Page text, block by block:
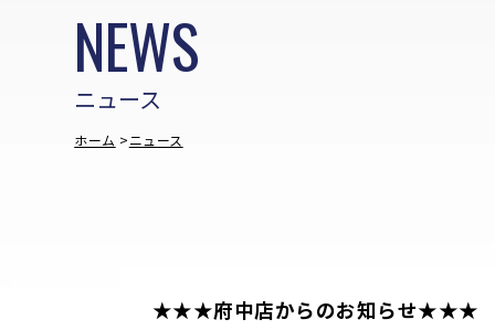
ニュース
NEWS
ホーム ニュース
★★★府中店からのお知らせ★★★